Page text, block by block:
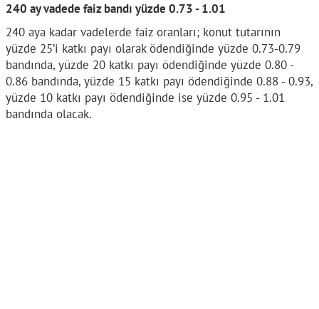
240 ay vadede faiz bandı yüzde 0.73 - 1.01
240 aya kadar vadelerde faiz oranları; konut tutarının
yüzde 25’i katkı payı olarak ödendiğinde yüzde 0.73-0.79
bandında, yüzde 20 katkı payı ödendiğinde yüzde 0.80 -
0.86 bandında, yüzde 15 katkı payı ödendiğinde 0.88 - 0.93,
yüzde 10 katkı payı ödendiğinde ise yüzde 0.95 - 1.01
bandında olacak.